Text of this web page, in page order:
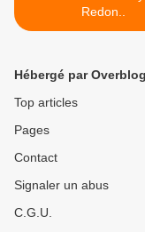
Redon..
Hébergé par Overblog
Top articles
Pages
Contact
Signaler un abus
C.G.U.